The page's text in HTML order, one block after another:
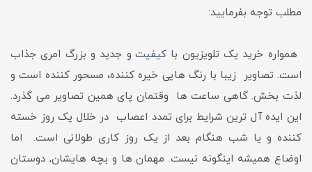
مطلب توجه بفرمایید:
همواره خرید یک تلویزیون باکیفیت و جدید و بزرگ امری جذاب
است. تصاویر زیبا با رنگ هایی خیره کننده، مسحور کننده است و
لذت بخش. گاهی ساعت ها وقتمان پای همین تصاویر می گذرد.
این ایده آل ترین شرایط برای تمدد اعصاب در خلال یک روز خسته
کننده و یا شب هنگام بعد از یک روز کاری طولانی است. اما
اوضاع همیشه اینگونه نیست. مهمان ها و بچه هایشان, دوستان